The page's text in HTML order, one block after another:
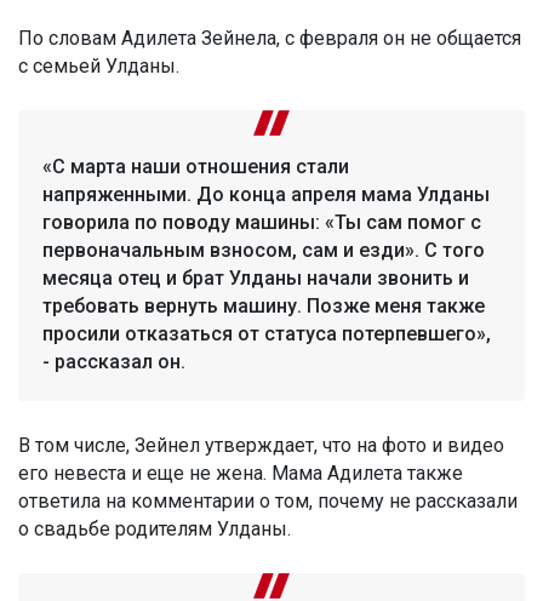
По словам Адилета Зейнела, с февраля он не общается
с семьей Улданы.
«С марта наши отношения стали
напряженными. До конца апреля мама Улданы
говорила по поводу машины: «Ты сам помог с
первоначальным взносом, сам и езди». С того
месяца отец и брат Улданы начали звонить и
требовать вернуть машину. Позже меня также
просили отказаться от статуса потерпевшего»,
- рассказал он.
В том числе, Зейнел утверждает, что на фото и видео
его невеста и еще не жена. Мама Адилета также
ответила на комментарии о том, почему не рассказали
о свадьбе родителям Улданы.